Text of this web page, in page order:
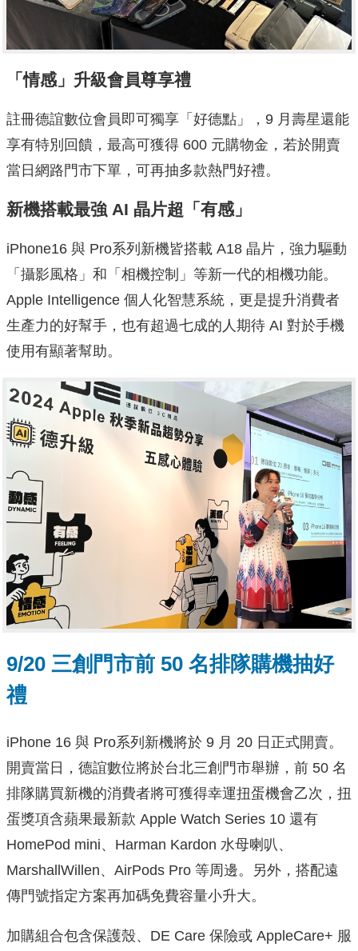
「情感」升級會員尊享禮
註冊德誼數位會員即可獨享「好德點」，9 月壽星還能
享有特別回饋，最高可獲得 600 元購物金，若於開賣
當日網路門市下單，可再抽多款熱門好禮。
新機搭載最強 AI 晶片超「有感」
iPhone16 與 Pro系列新機皆搭載 A18 晶片，強力驅動
「攝影風格」和「相機控制」等新一代的相機功能。
Apple Intelligence 個人化智慧系統，更是提升消費者
生產力的好幫手，也有超過七成的人期待 AI 對於手機
使用有顯著幫助。
9/20 三創門市前 50 名排隊購機抽好
禮
iPhone 16 與 Pro系列新機將於 9 月 20 日正式開賣。
開賣當日，德誼數位將於台北三創門市舉辦，前 50 名
排隊購買新機的消費者將可獲得幸運扭蛋機會乙次，扭
蛋獎項含蘋果最新款 Apple Watch Series 10 還有
HomePod mini、Harman Kardon 水母喇叭、
MarshallWillen、AirPods Pro 等周邊。另外，搭配遠
傳門號指定方案再加碼免費容量小升大。
加購組合包含保護殼、DE Care 保險或 AppleCare+ 服